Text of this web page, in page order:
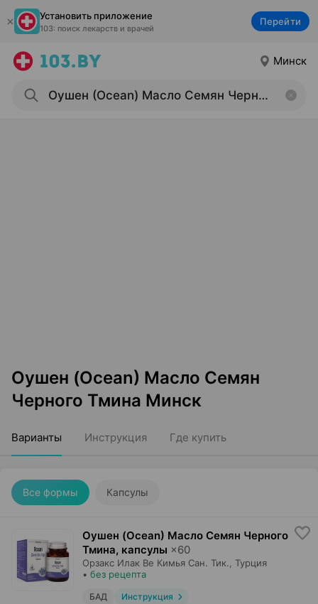
Установить приложение
103: поиск лекарств и врачей
Перейти
Минск
Оушен (Ocean) Масло Семян
Черного Тмина Минск
Варианты Инструкция Где купить
Все формы Капсулы
Оушен (Ocean) Масло Семян Черного
Тмина, капсулы ×60
Орзакс Илак Ве Кимья Сан. Тик.
, Турция
• без рецепта
БАД Инструкция